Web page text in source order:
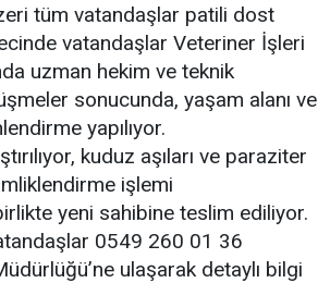
tüm vatandaşlar patili dost
vatandaşlar Veteriner İşleri
uzman hekim ve teknik
sonucunda, yaşam alanı ve
yapılıyor.
kuduz aşıları ve paraziter
işlemi
yeni sahibine teslim ediliyor.
0549 260 01 36
ulaşarak detaylı bilgi